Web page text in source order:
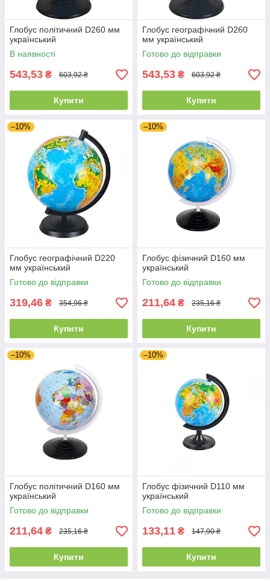
Глобус політичний D260 мм
український
В наявності
543,53 ₴ 603,92 ₴
Купити
Глобус географічний D260
мм український
Готово до відправки
543,53 ₴ 603,92 ₴
Купити
–10%
Глобус географічний D220
мм український
Готово до відправки
319,46 ₴ 354,96 ₴
Купити
–10%
Глобус фізичний D160 мм
український
Готово до відправки
211,64 ₴ 235,16 ₴
Купити
–10%
Глобус політичний D160 мм
український
Готово до відправки
211,64 ₴ 235,16 ₴
Купити
–10%
Глобус фізичний D110 мм
український
Готово до відправки
133,11 ₴ 147,90 ₴
Купити